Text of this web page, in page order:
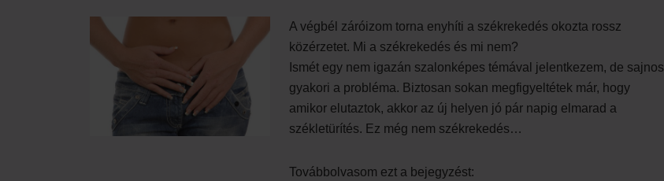
A végbél záróizom torna enyhíti a székrekedés okozta rossz
közérzetet. Mi a székrekedés és mi nem?
Ismét egy nem igazán szalonképes témával jelentkezem, de sajnos
gyakori a probléma. Biztosan sokan megfigyeltétek már, hogy
amikor elutaztok, akkor az új helyen jó pár napig elmarad a
székletürítés. Ez még nem székrekedés…
Továbbolvasom ezt a bejegyzést: